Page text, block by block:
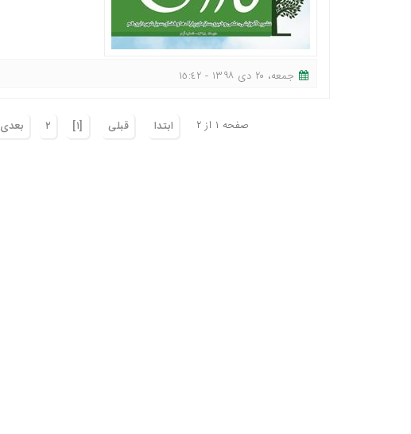
جمعه، ٢٠ دی ١٣٩٨ - ١٥:٤٢
صفحه ١ از ٢ ابتدا قبلی [١] ٢ بعدی